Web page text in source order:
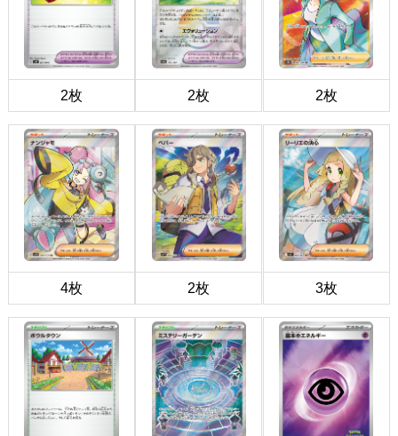
2枚 2枚 2枚
4枚 2枚 3枚